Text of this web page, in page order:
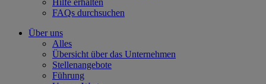
Hilfe erhalten
FAQs durchsuchen
Über uns
Alles
Übersicht über das Unternehmen
Stellenangebote
Führung